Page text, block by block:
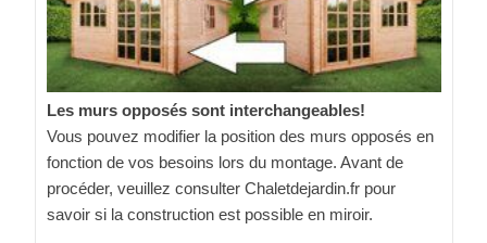
Les murs opposés sont interchangeables!
Vous pouvez modifier la position des murs opposés en
fonction de vos besoins lors du montage. Avant de
procéder, veuillez consulter Chaletdejardin.fr pour
savoir si la construction est possible en miroir.